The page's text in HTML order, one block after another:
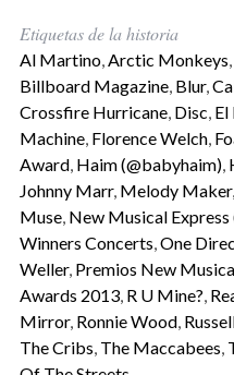
Etiquetas de la historia
Al Martino,Arctic Monkeys,
Billboard Magazine, Blur,
Crossfire Hurricane, Disc,
Machine, Florence Welch,
Award, Haim (@babyhaim),
Johnny Marr, Melody Maker,
Muse, New Musical
Winners Concerts,One
Weller, Premios New
Awards 2013, R U Mine?,
Mirror, Ronnie Wood,
The Cribs, The Maccabees,